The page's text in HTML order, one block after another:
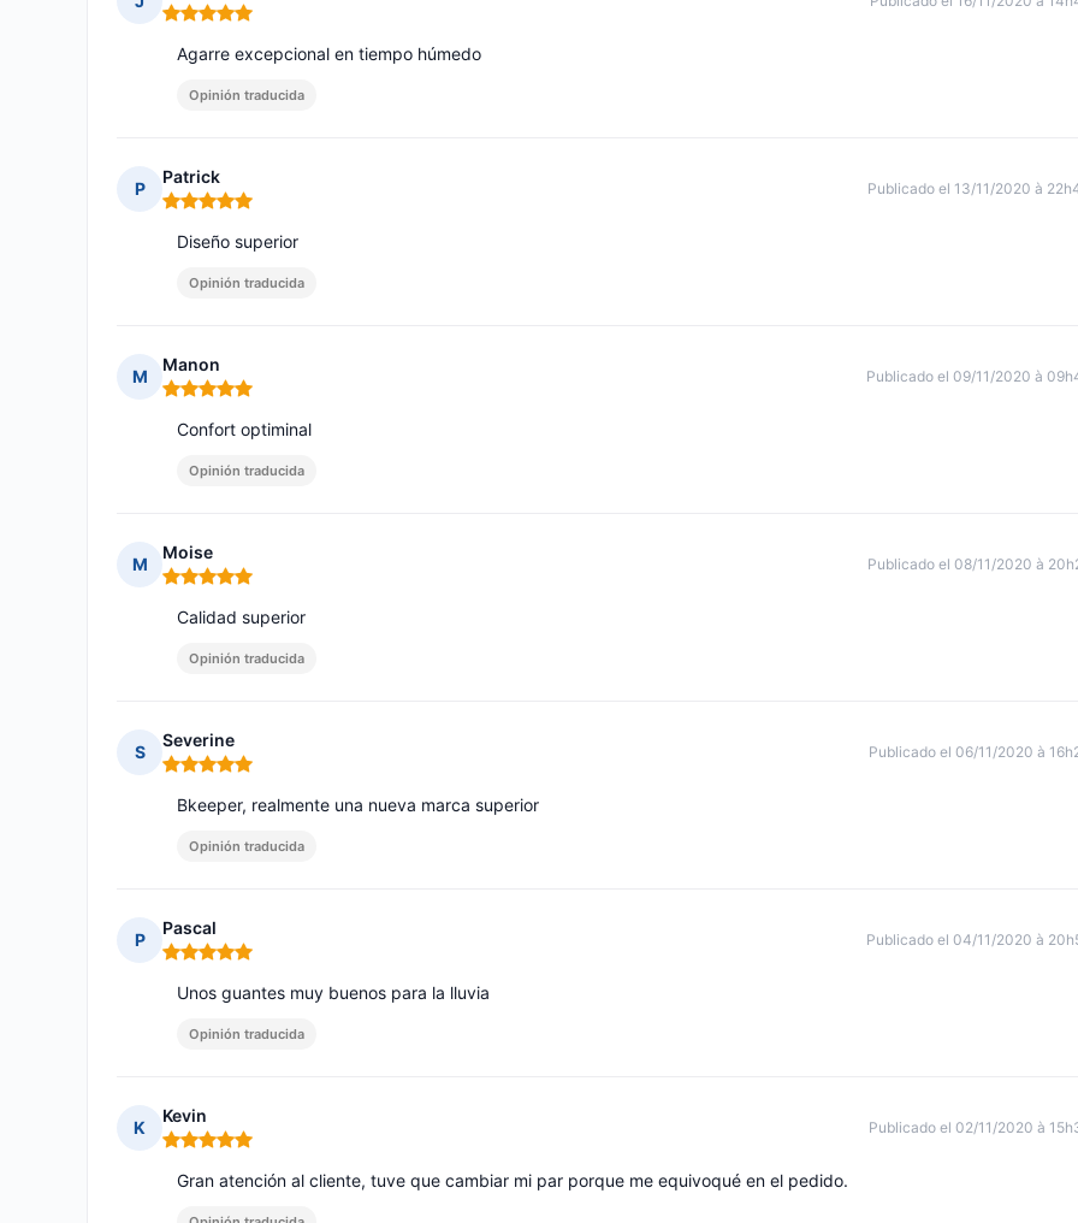
Nota: 5 de 5
Agarre excepcional en tiempo húmedo
Opinión traducida
P
Patrick
Nota: 5 de 5
Publicado el 13/11/2020 à
Diseño superior
Opinión traducida
M
Manon
Nota: 5 de 5
Publicado el 09/11/2020 à
Confort optiminal
Opinión traducida
M
Moise
Nota: 5 de 5
Publicado el 08/11/2020 à
Calidad superior
Opinión traducida
S
Severine
Nota: 5 de 5
Publicado el 06/11/2020 à
Bkeeper, realmente una nueva marca superior
Opinión traducida
P
Pascal
Nota: 5 de 5
Publicado el 04/11/2020 à
Unos guantes muy buenos para la lluvia
Opinión traducida
K
Kevin
Nota: 5 de 5
Publicado el 02/11/2020 à
Gran atención al cliente, tuve que cambiar mi par porque me equivoqué en el pedido.